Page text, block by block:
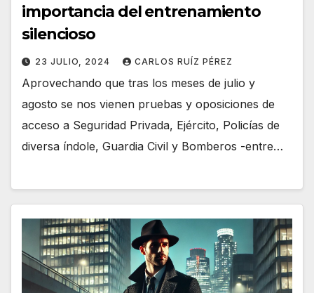
importancia del entrenamiento
silencioso
23 JULIO, 2024 CARLOS RUÍZ PÉREZ
Aprovechando que tras los meses de julio y
agosto se nos vienen pruebas y oposiciones de
acceso a Seguridad Privada, Ejército, Policías de
diversa índole, Guardia Civil y Bomberos -entre…